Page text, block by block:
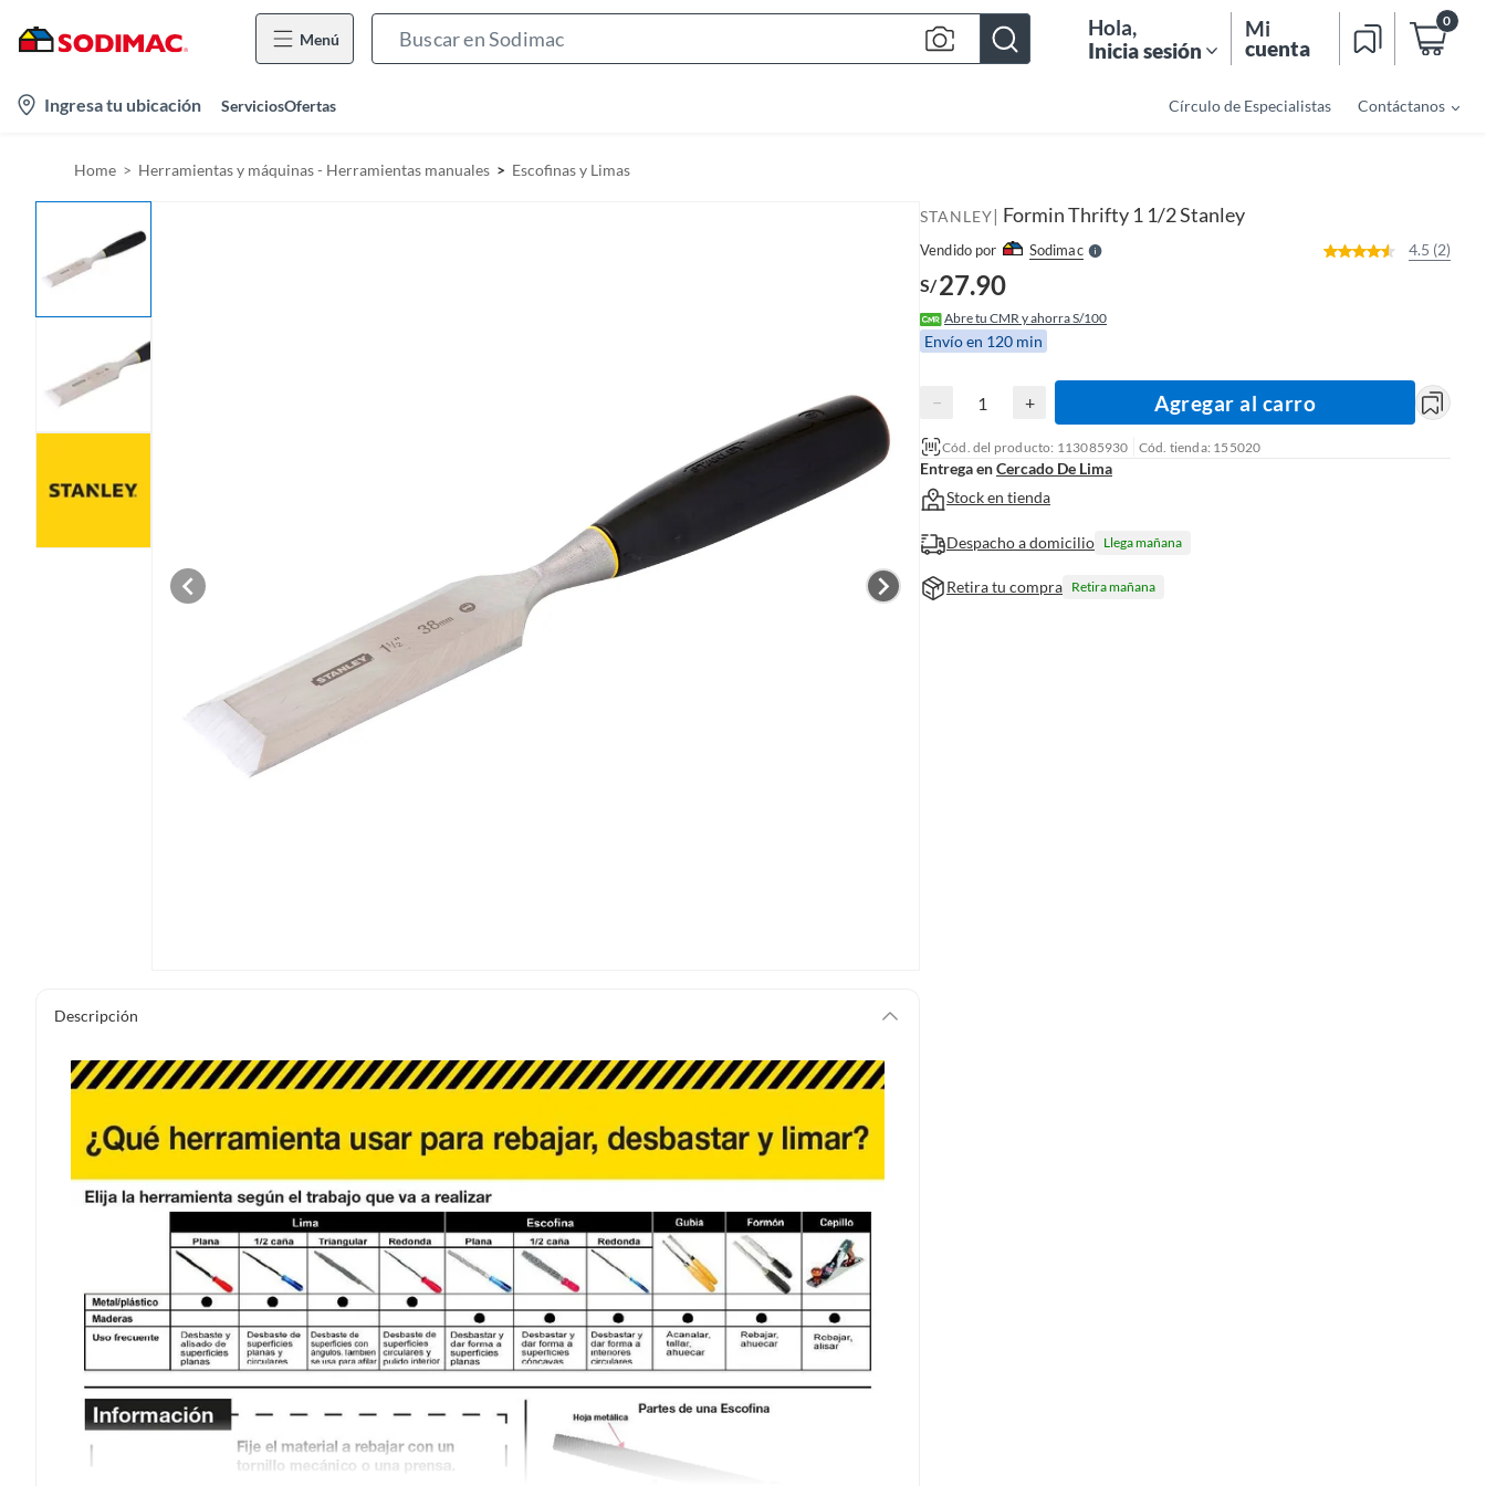
Menú Hola,
Inicia sesión
Mi
cuenta
0
Ingresa tu ubicación ServiciosOfertas Círculo de Especialistas Contáctanos
Home Herramientas y máquinas - Herramientas manuales Escofinas y Limas
Descripción
STANLEY| Formin Thrifty 1 1/2 Stanley
Vendido por SodimacS
l
l
4.5 (2)
S/27.90
Abre tu CMR y ahorra S/100
Envío en 120 min
− + Agregar al carro
Cód. del producto: 113085930 Cód. tienda: 155020
Entrega enCercado De Lima
Stock en tienda
Despacho a domicilio Llega mañana
Retira tu compra Retira mañana